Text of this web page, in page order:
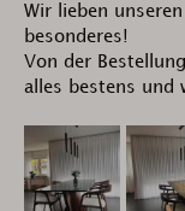
Wir lieben
besonderes!
Von der
alles bestens und